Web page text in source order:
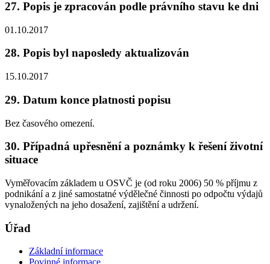
27. Popis je zpracován podle právního stavu ke dni
01.10.2017
28. Popis byl naposledy aktualizován
15.10.2017
29. Datum konce platnosti popisu
Bez časového omezení.
30. Případná upřesnění a poznámky k řešení životní
situace
Vyměřovacím základem u OSVČ je (od roku 2006) 50 % příjmu z
podnikání a z jiné samostatné výdělečné činnosti po odpočtu výdajů
vynaložených na jeho dosažení, zajištění a udržení.
Úřad
Základní informace